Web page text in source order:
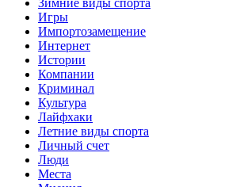
Зимние виды спорта
Игры
Импортозамещение
Интернет
Истории
Компании
Криминал
Культура
Лайфхаки
Летние виды спорта
Личный счет
Люди
Места